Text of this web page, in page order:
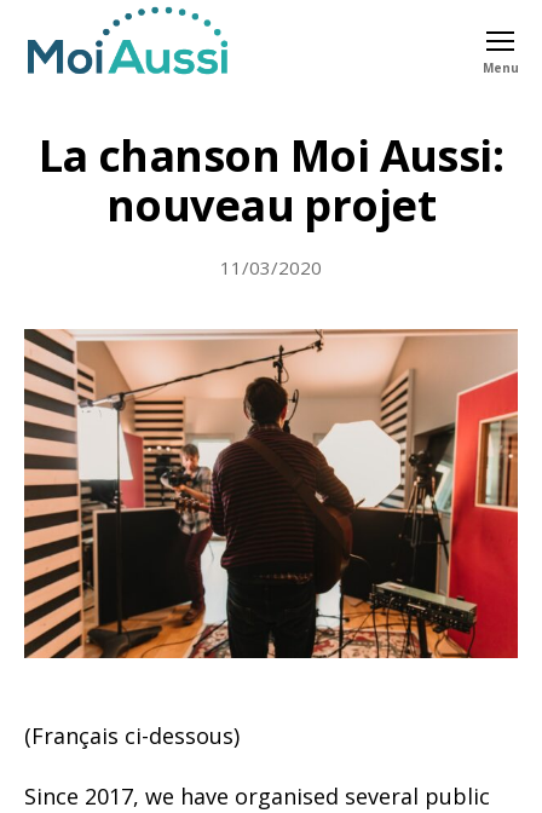
Menu
La chanson Moi Aussi:
nouveau projet
11/03/2020
(Français ci-dessous)
Since 2017, we have organised several public